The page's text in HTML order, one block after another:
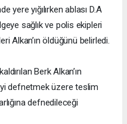
yere yığılırken ablası D.A
sağlık ve polis ekipleri
Alkan’ın öldüğünü belirledi.
Berk Alkan’ın
defnetmek üzere teslim
defnedileceği